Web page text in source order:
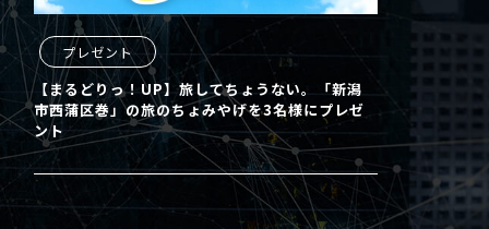
プレゼント
【まるどりっ！UP】旅してちょうない。「新潟
市西蒲区巻」の旅のちょみやげを3名様にプレゼ
ント